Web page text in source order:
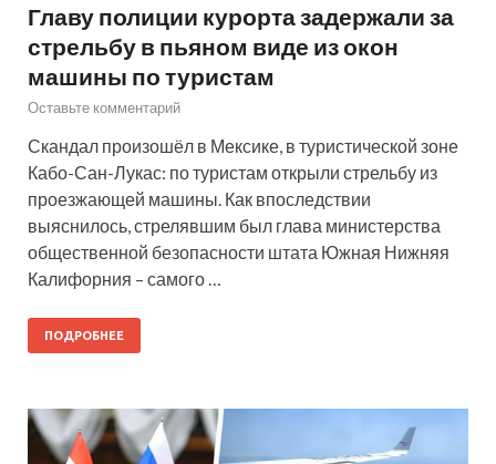
Главу полиции курорта задержали за
стрельбу в пьяном виде из окон
машины по туристам
Оставьте комментарий
Скандал произошёл в Мексике, в туристической зоне
Кабо-Сан-Лукас: по туристам открыли стрельбу из
проезжающей машины. Как впоследствии
выяснилось, стрелявшим был глава министерства
общественной безопасности штата Южная Нижняя
Калифорния – самого …
ПОДРОБНЕЕ